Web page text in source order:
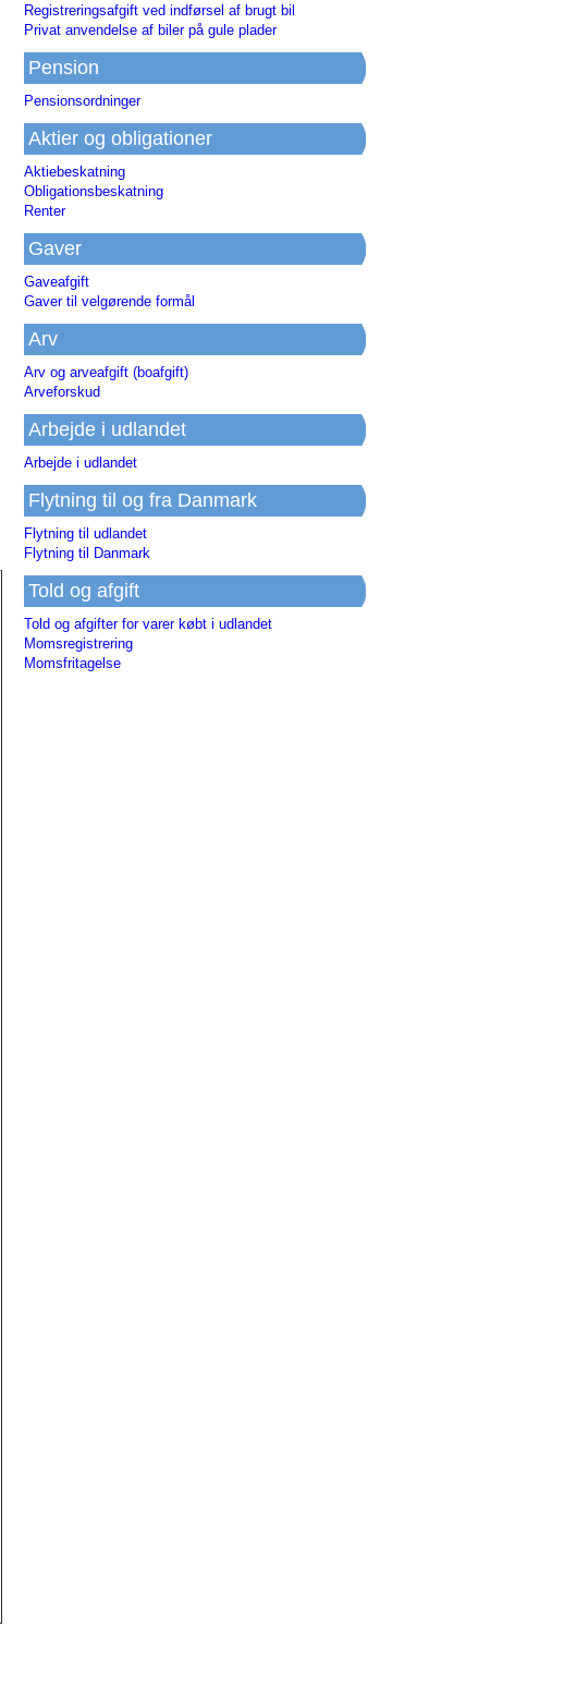
Registreringsafgift ved indførsel af brugt bil
Privat anvendelse af biler på gule plader
Pension
Pensionsordninger
Aktier og obligationer
Aktiebeskatning
Obligationsbeskatning
Renter
Gaver
Gaveafgift
Gaver til velgørende formål
Arv
Arv og arveafgift (boafgift)
Arveforskud
Arbejde i udlandet
Arbejde i udlandet
Flytning til og fra Danmark
Flytning til udlandet
Flytning til Danmark
Told og afgift
Told og afgifter for varer købt i udlandet
Momsregistrering
Momsfritagelse